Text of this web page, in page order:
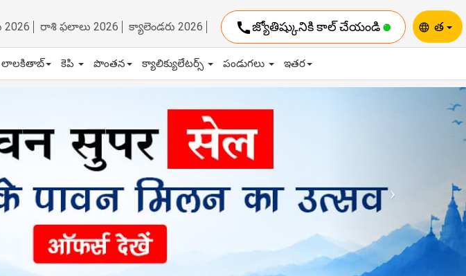
రాశి ఫలాలు 2026 క్యాలెండరు 2026 callజ్యోతిష్కునికి కాల్ చేయండి language త
లాలకితాబ్ కెపి పొంతన క్యాలిక్యులేటర్స్ పండుగలు ఇతర